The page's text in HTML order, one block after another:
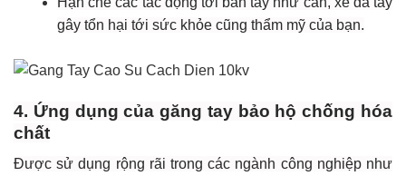
gây tổn hại tới sức khỏe cũng thẩm mỹ của bạn.
4. Ứng dụng của găng tay bảo hộ chống hóa
chất
Được sử dụng rộng rãi trong các ngành công nghiệp như